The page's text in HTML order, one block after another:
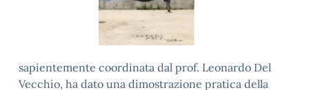
sapientemente coordinata dal prof. Leonardo Del
Vecchio, ha dato una dimostrazione pratica della